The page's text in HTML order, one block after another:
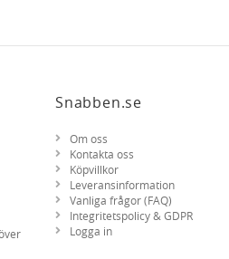
Snabben.se
Om oss
Kontakta oss
Köpvillkor
Leveransinformation
Vanliga frågor (FAQ)
Integritetspolicy & GDPR
Logga in